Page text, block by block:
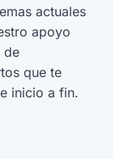
actuales
apoyo
de
que te
inicio a fin.